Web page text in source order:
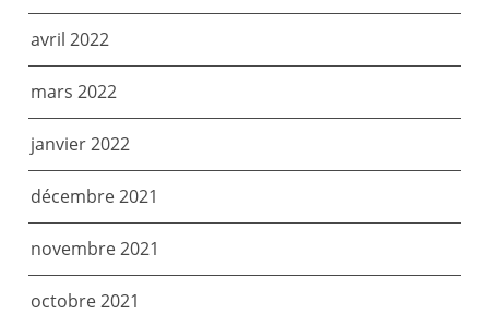
avril 2022
mars 2022
janvier 2022
décembre 2021
novembre 2021
octobre 2021